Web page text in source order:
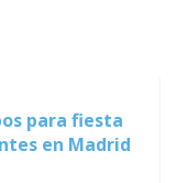
para fiesta
en Madrid